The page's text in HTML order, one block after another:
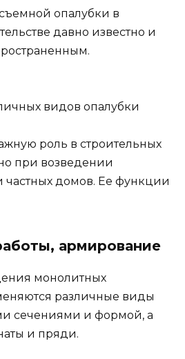
опалубки в
давно известно и
видов опалубки
роль в строительных
при возведении
частных домов. Ее функции
армирование
монолитных
различные виды
сечениями и формой, а
и пряди.